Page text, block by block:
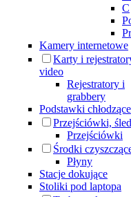
C
Kamery internetowe
Karty i
video
Rejestratory i
grabbery
Podstawki chłodzące
Przejściówki,
Przejściówki
Środki
Płyny
Stacje dokujące
Stoliki pod laptopa